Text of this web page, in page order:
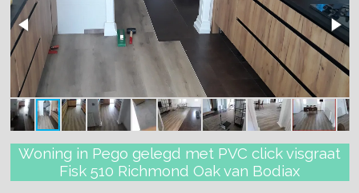
Woning in Pego gelegd met PVC click visgraat
Fisk 510 Richmond Oak van Bodiax